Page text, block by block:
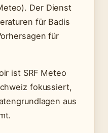
Der Dienst
für Badis
für
ist SRF Meteo
fokussiert,
aus